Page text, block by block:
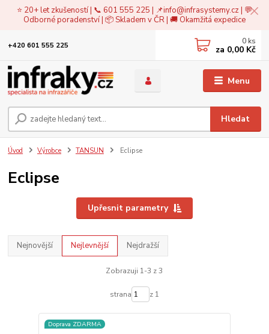
⭐ 20+ let zkušeností | 📞 601 555 225 | 📌info@infrasystemy.cz| 💬
Odborné poradenství | 📦 Skladem v ČR | 🚚 Okamžitá expedice
Menu
Hledat
+420 601 555 225 0 ks
za 0,00 Kč
Úvod Výrobce TANSUN Eclipse
Eclipse
Upřesnit parametry
Nejnovější Nejlevnější Nejdražší
Zobrazuji 1-3 z 3
strana z 1
Doprava ZDARMA